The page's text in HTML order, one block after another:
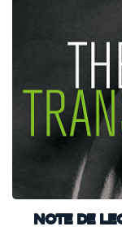
Note de